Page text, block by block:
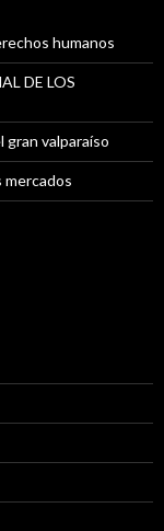
humanos
DE LOS
gran valparaíso
mercados